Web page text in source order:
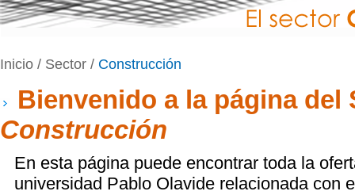
Inicio / Sector / Construcción
Bienvenido a la página del
Construcción
En esta página puede encontrar toda la
universidad Pablo Olavide relacionada con